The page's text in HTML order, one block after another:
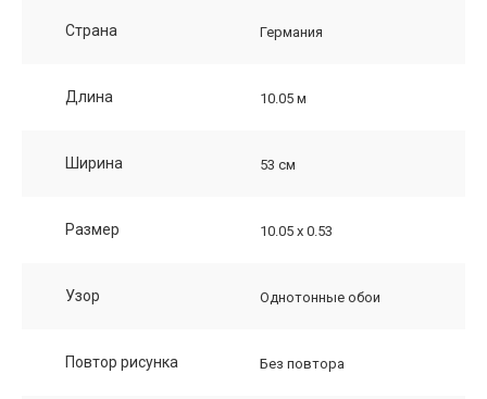
Страна Германия
Длина 10.05 м
Ширина 53 см
Размер 10.05 х 0.53
Узор Однотонные обои
Повтор рисунка Без повтора